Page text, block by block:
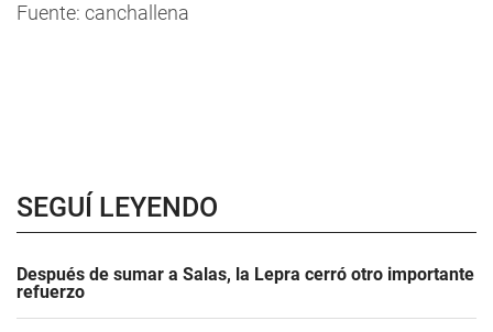
Fuente: canchallena
SEGUÍ LEYENDO
Después de sumar a Salas, la Lepra cerró otro importante
refuerzo